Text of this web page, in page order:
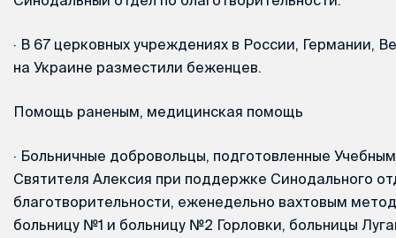
· В 67 церковных учреждениях в России, Германии,
на Украине разместили беженцев.
Помощь раненым, медицинская помощь
· Больничные добровольцы, подготовленные
Святителя Алексия при поддержке Синодального
благотворительности, еженедельно вахтовым
больницу №1 и больницу №2 Горловки, больницы